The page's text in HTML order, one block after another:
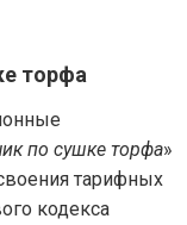
торфа
по сушке торфа»
тарифных
кодекса